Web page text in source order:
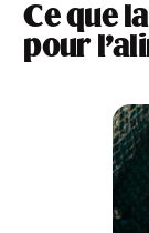
Ce que
pour